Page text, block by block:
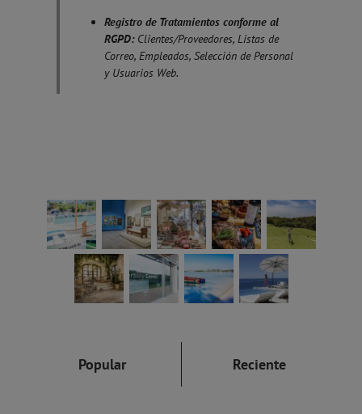
Registro de Tratamientos conforme al
RGPD:Clientes/Proveedores, Listas de
Correo, Empleados, Selección de Personal
y Usuarios Web.
Popular Reciente